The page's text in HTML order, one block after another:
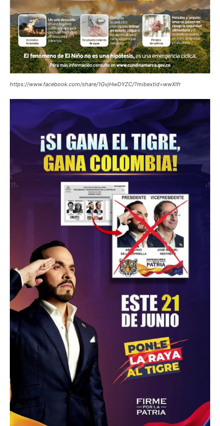
https://www.facebook.com/share/1GvjHwDYZC/?mibextid=wwXIfr